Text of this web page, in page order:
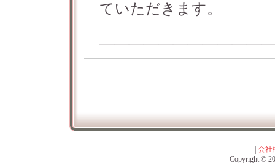
ていただきます。
会社
Copyright ©